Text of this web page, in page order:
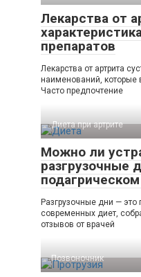
Лекарства от
препаратов
Лекарства от артрита
наименований, которые
Часто предпочтение
Диета при артрите
Можно ли
разгрузочные
Разгрузочные дни —
современных диет,
отзывов от врачей
Позвоночник